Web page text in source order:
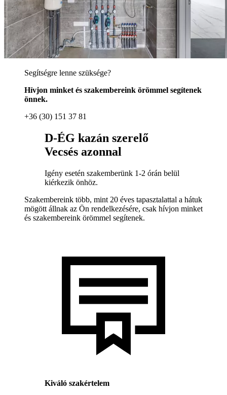
Segítségre lenne szüksége?
Hívjon minket és szakembereink örömmel segítenek
önnek.
+36 (30) 151 37 81
D-ÉG kazán szerelő
Vecsés azonnal
Igény esetén szakemberünk 1-2 órán belül
kiérkezik önhöz.
Szakembereink több, mint 20 éves tapasztalattal a hátuk
mögött állnak az Ön rendelkezésére, csak hívjon minket
és szakembereink örömmel segítenek.
Kiváló szakértelem